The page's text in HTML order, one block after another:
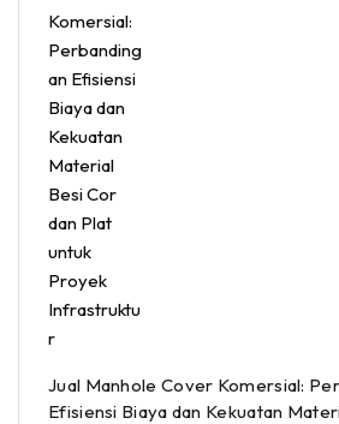
Jual Manhole Cover Komersial:
Efisiensi Biaya dan Kekuatan